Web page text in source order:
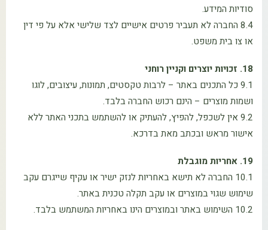
סודיות המידע.
8.4 החברה לא תעביר פרטים אישיים לצד שלישי אלא על פי דין
או צו בית משפט.
18. זכויות יוצרים וקניין רוחני
9.1 כל התכנים באתר – לרבות טקסטים, תמונות, עיצובים, לוגו
ושמות מוצרים – הינם רכוש החברה בלבד.
9.2 אין לשכפל, להפיץ, להעתיק או להשתמש בתכני האתר ללא
אישור מראש ובכתב מאת בדרכא.
19. אחריות מוגבלת
10.1 החברה לא תישא באחריות לנזק ישיר או עקיף שייגרם עקב
שימוש שגוי במוצרים או עקב תקלה טכנית באתר.
10.2 השימוש באתר ובמוצרים הינו באחריות המשתמש בלבד.